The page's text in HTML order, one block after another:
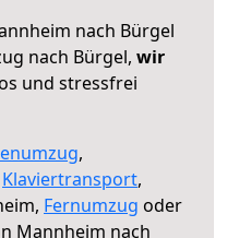
nach Bürgel
nach Bürgel, wir
und stressfrei
,
Klaviertransport,
Fernumzug oder
Mannheim nach